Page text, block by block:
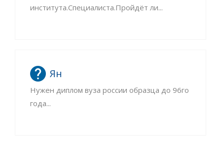
института.Специалиста.Пройдёт ли...
Ян
Нужен диплом вуза россии образца до 96го
года...